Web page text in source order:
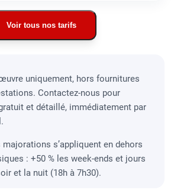
Voir tous nos tarifs
uniquement, hors fournitures
Contactez-nous pour
et détaillé, immédiatement par
majorations s’appliquent en dehors
: +50 % les week-ends et jours
et la nuit (18h à 7h30).